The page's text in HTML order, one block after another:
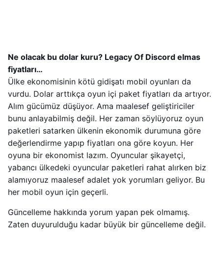
Ne olacak bu dolar kuru? Legacy Of Discord elmas
fiyatları…
Ülke ekonomisinin kötü gidişatı mobil oyunları da
vurdu. Dolar arttıkça oyun içi paket fiyatları da artıyor.
Alım gücümüz düşüyor. Ama maalesef geliştiriciler
bunu anlayabilmiş değil. Her zaman söylüyoruz oyun
paketleri satarken ülkenin ekonomik durumuna göre
değerlendirme yapıp fiyatları ona göre koyun. Her
oyuna bir ekonomist lazım. Oyuncular şikayetçi,
yabancı ülkedeki oyuncular paketleri rahat alırken biz
alamıyoruz maalesef adalet yok yorumları geliyor. Bu
her mobil oyun için geçerli.
Güncelleme hakkında yorum yapan pek olmamış.
Zaten duyurulduğu kadar büyük bir güncelleme değil.